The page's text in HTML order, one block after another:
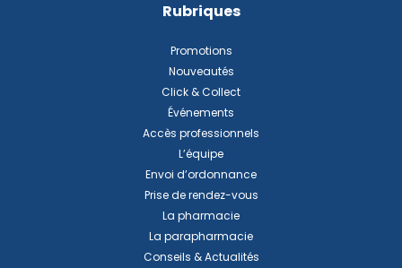
Rubriques
Promotions
Nouveautés
Click & Collect
Événements
Accès professionnels
L’équipe
Envoi d’ordonnance
Prise de rendez-vous
La pharmacie
La parapharmacie
Conseils & Actualités